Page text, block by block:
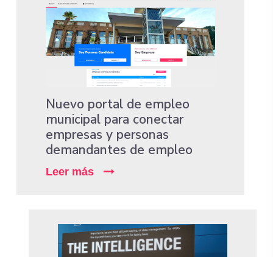
Nuevo portal de empleo
municipal para conectar
empresas y personas
demandantes de empleo
Leer más